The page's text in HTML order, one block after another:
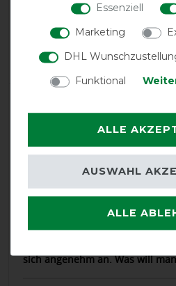
Neutral
0%
Negative
0%
Horseware super Qualität
wieder
Ich finde es wichtig, dass
recycelt sind. Der Liner hielt bei
sich angenehm an. Was will
Essenziell
Marketing
DHL
Funktional
ALLE
ALLE
AUSWAHL